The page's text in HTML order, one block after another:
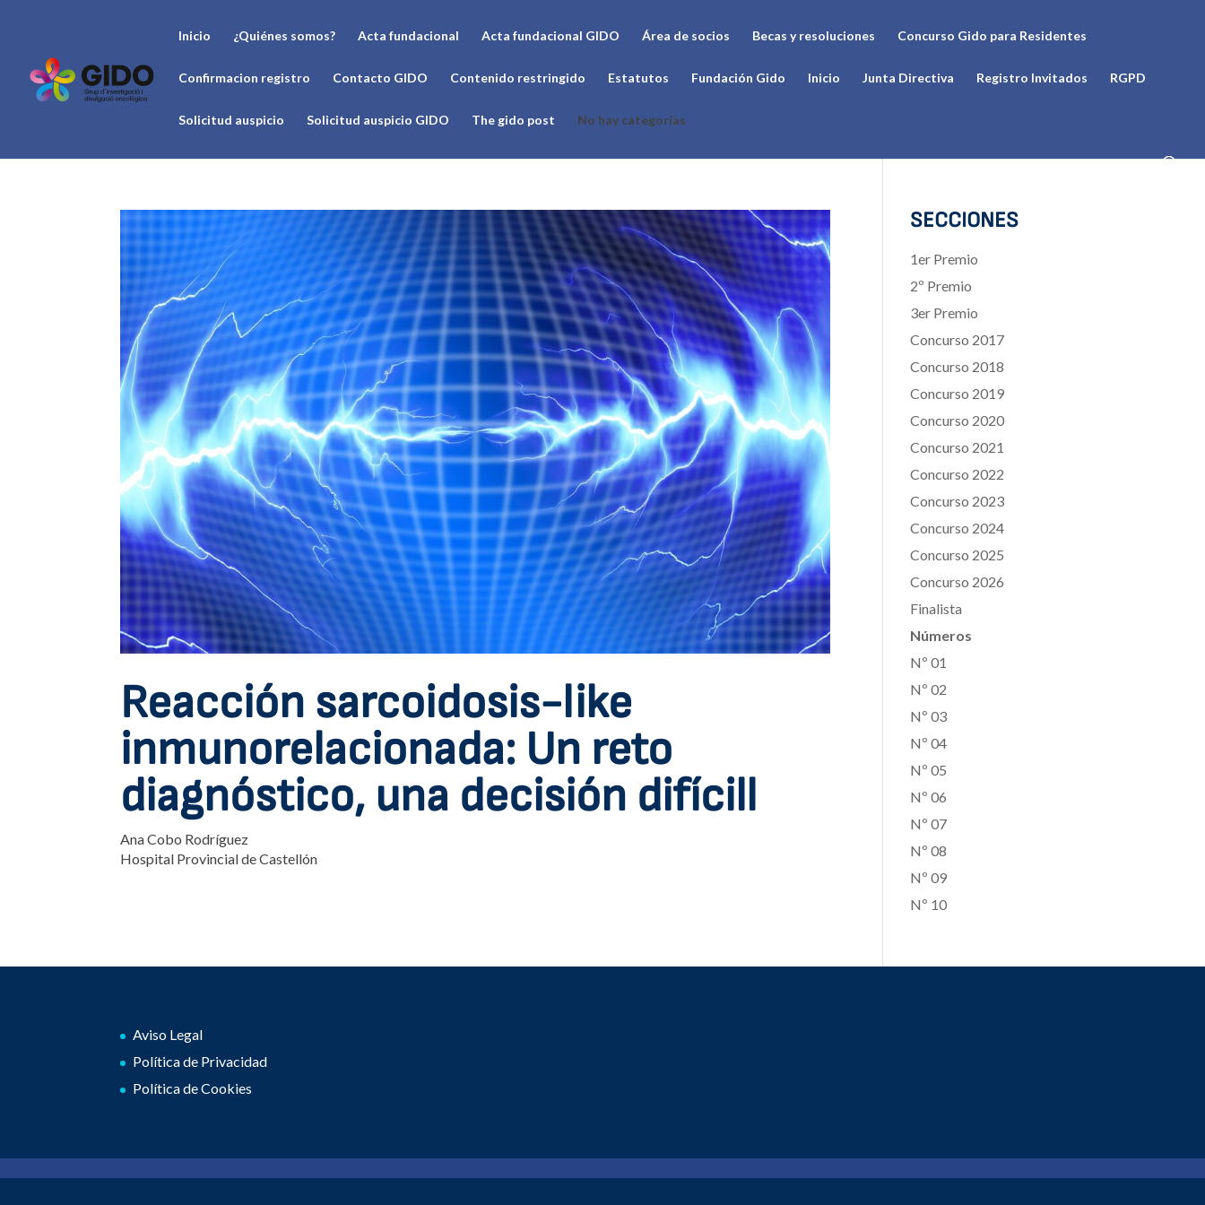
Inicio ¿Quiénes somos? Acta fundacional Acta fundacional GIDO Área de socios Becas y resoluciones Concurso Gido para Residentes
Confirmacion registro Contacto GIDO Contenido restringido Estatutos Fundación Gido Inicio Junta Directiva Registro Invitados RGPD
Solicitud auspicio Solicitud auspicio GIDO The gido post No hay categorías
Reacción sarcoidosis-like
inmunorelacionada: Un reto
diagnóstico, una decisión difícill
Ana Cobo Rodríguez
Hospital Provincial de Castellón
SECCIONES
1er Premio
2º Premio
3er Premio
Concurso 2017
Concurso 2018
Concurso 2019
Concurso 2020
Concurso 2021
Concurso 2022
Concurso 2023
Concurso 2024
Concurso 2025
Concurso 2026
Finalista
Números
Nº 01
Nº 02
Nº 03
Nº 04
Nº 05
Nº 06
Nº 07
Nº 08
Nº 09
Nº 10
Aviso Legal
Política de Privacidad
Política de Cookies